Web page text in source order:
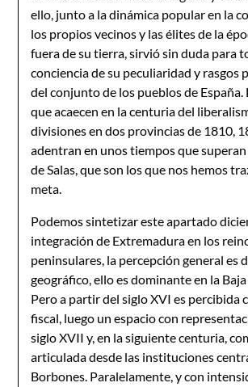
ello, junto a la dinámica popular en la
los propios vecinos y las élites de la
fuera de su tierra, sirvió sin duda para
conciencia de su peculiaridad y rasgos
del conjunto de los pueblos de España.
que acaecen en la centuria del
divisiones en dos provincias de 1810,
adentran en unos tiempos que superan
de Salas, que son los que nos hemos
meta.
Podemos sintetizar este apartado
integración de Extremadura en los
peninsulares, la percepción general es
geográfico, ello es dominante en la
Pero a partir del siglo XVI es percibida
fiscal, luego un espacio con
siglo XVII y, en la siguiente centuria,
articulada desde las instituciones
Borbones. Paralelamente, y con